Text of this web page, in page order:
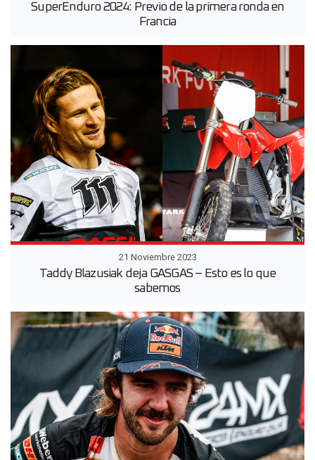
SuperEnduro 2024: Previo de la primera ronda en
Francia
21 Noviembre 2023
Taddy Blazusiak deja GASGAS – Esto es lo que
sabemos